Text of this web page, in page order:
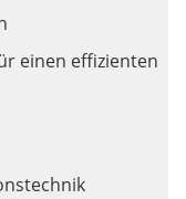
einen effizienten